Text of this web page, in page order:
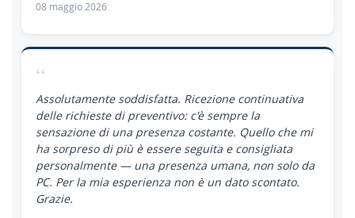
08 maggio 2026
“
Assolutamente soddisfatta. Ricezione continuativa
delle richieste di preventivo: c'è sempre la
sensazione di una presenza costante. Quello che mi
ha sorpreso di più è essere seguita e consigliata
personalmente — una presenza umana, non solo da
PC. Per la mia esperienza non è un dato scontato.
Grazie.